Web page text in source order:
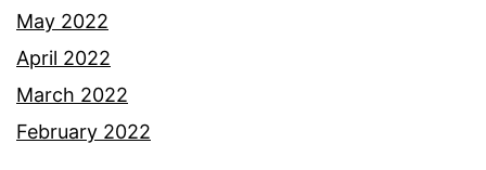
a
h
p
u
May 2022
April 2022
March 2022
February 2022